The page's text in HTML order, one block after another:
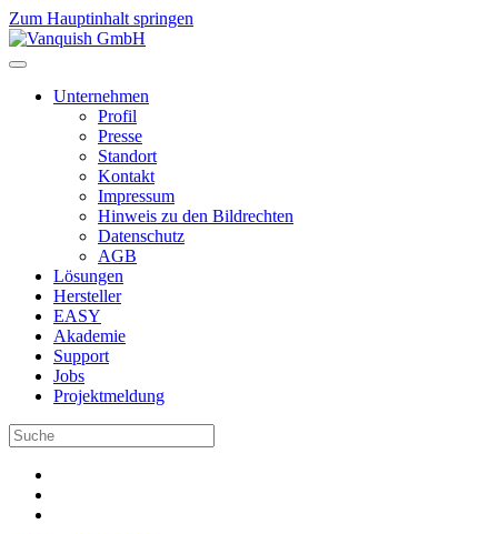
Zum Hauptinhalt springen
Unternehmen
Profil
Presse
Standort
Kontakt
Impressum
Hinweis zu den Bildrechten
Datenschutz
AGB
Lösungen
Hersteller
EASY
Akademie
Support
Jobs
Projektmeldung